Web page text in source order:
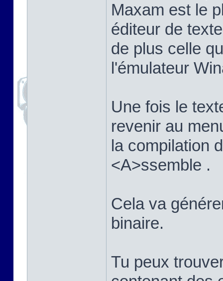
Maxam est le
éditeur de
de plus celle
l'émulateur
Une fois le
revenir au
la compilation
<A>ssemble .
Cela va
binaire.
Tu peux